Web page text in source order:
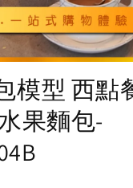
模型 西點
果麵包-